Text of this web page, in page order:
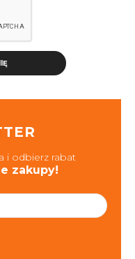
i odbierz rabat
zakupy!